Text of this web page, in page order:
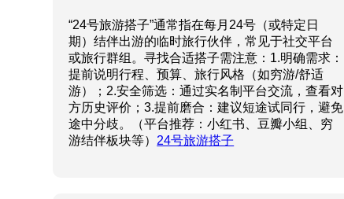
“24号旅游搭子”通常指在每月24号（或特定日
期）结伴出游的临时旅行伙伴，常见于社交平台
或旅行群组。寻找合适搭子需注意：1.明确需求：
提前说明行程、预算、旅行风格（如穷游/舒适
游）；2.安全筛选：通过实名制平台交流，查看对
方历史评价；3.提前磨合：建议短途试同行，避免
途中分歧。（平台推荐：小红书、豆瓣小组、穷
游结伴板块等） 24号旅游搭子